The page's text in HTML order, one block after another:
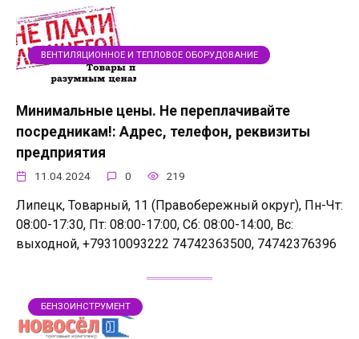
ВЕНТИЛЯЦИОННОЕ И ТЕПЛОВОЕ ОБОРУДОВАНИЕ
Минимальные цены. Не переплачивайте
посредникам!: Адрес, телефон, реквизиты
предприятия
11.04.2024 0 219
Липецк, Товарный, 11 (Правобережный округ), Пн-Чт:
08:00-17:30, Пт: 08:00-17:00, Сб: 08:00-14:00, Вс:
выходной, +79310093222 74742363500, 74742376396
БЕНЗОИНСТРУМЕНТ